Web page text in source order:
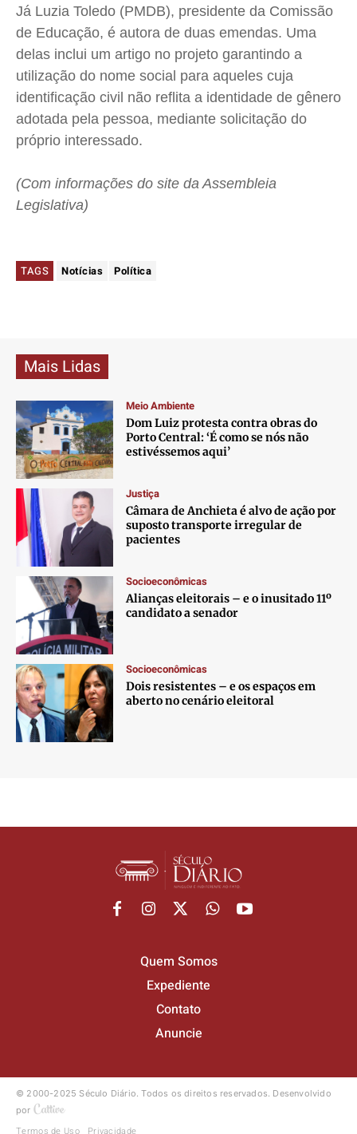
Já Luzia Toledo (PMDB), presidente da Comissão
de Educação, é autora de duas emendas. Uma
delas inclui um artigo no projeto garantindo a
utilização do nome social para aqueles cuja
identificação civil não reflita a identidade de gênero
adotada pela pessoa, mediante solicitação do
próprio interessado.
(Com informações do site da Assembleia
Legislativa)
TAGS Notícias Política
Mais Lidas
Meio Ambiente
Dom Luiz protesta contra obras do
Porto Central: ‘É como se nós não
estivéssemos aqui’
Justiça
Câmara de Anchieta é alvo de ação por
suposto transporte irregular de
pacientes
Socioeconômicas
Alianças eleitorais – e o inusitado 11º
candidato a senador
Socioeconômicas
Dois resistentes – e os espaços em
aberto no cenário eleitoral
Quem Somos
Expediente
Contato
Anuncie
© 2000-2025 Século Diário.Todos os direitos reservados. Desenvolvido
por
Termos de Uso Privacidade